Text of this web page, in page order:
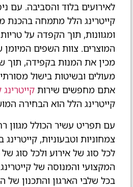
לאירועים בלוד והסביבה. עם
קייטרינג הלל מתמחה בהכנת
ומגוונות, תוך הקפדה על
המוצרים. צוות השפים המיומן
מכין את המנות בקפידה, תוך
מעולים ובשיטות בישול
אתם מחפשים שירות
קייטרינג הלל הוא הבחירה
עם תפריט עשיר הכולל מגוון
צמחוניות וטבעוניות,
לכל סוג של אירוע ולכל סוג
המקצועי והמנוסה של
בכל שלבי הארגון והתכנון